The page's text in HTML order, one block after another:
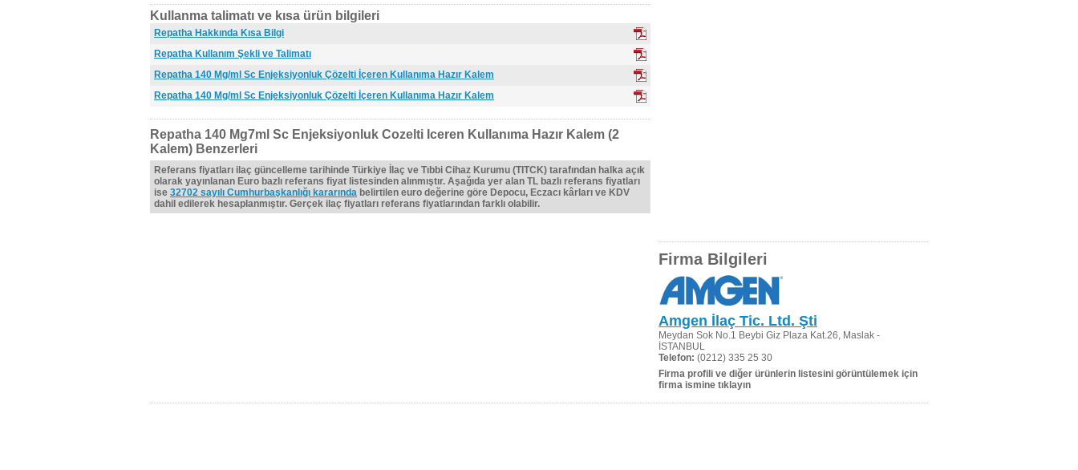
Kullanma talimatı ve kısa ürün bilgileri
Repatha Hakkında Kısa Bilgi
Repatha Kullanım Şekli ve Talimatı
Repatha 140 Mg/ml Sc Enjeksiyonluk Çözelti İçeren Kullanıma Hazır Kalem
Repatha 140 Mg/ml Sc Enjeksiyonluk Çözelti İçeren Kullanıma Hazır Kalem
Repatha 140 Mg7ml Sc Enjeksiyonluk Cozelti Iceren Kullanıma Hazır Kalem (2
Kalem) Benzerleri
Referans fiyatları ilaç güncelleme tarihinde Türkiye İlaç ve Tıbbi Cihaz Kurumu (TITCK) tarafından halka açık
olarak yayınlanan Euro bazlı referans fiyat listesinden alınmıştır. Aşağıda yer alan TL bazlı referans fiyatları
ise 32702 sayılı Cumhurbaşkanlığı kararında belirtilen euro değerine göre Depocu, Eczacı kârları ve KDV
dahil edilerek hesaplanmıştır. Gerçek ilaç fiyatları referans fiyatlarından farklı olabilir.
Firma Bilgileri
Amgen İlaç Tic. Ltd. Şti
Meydan Sok No.1 Beybi Giz Plaza Kat.26, Maslak -
İSTANBUL
Telefon: (0212) 335 25 30
Firma profili ve diğer ürünlerin listesini görüntülemek için
firma ismine tıklayın